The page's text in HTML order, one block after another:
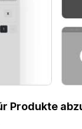
Produkte